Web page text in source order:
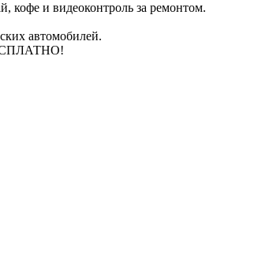
кофе и видеоконтроль за ремонтом.
автомобилей.